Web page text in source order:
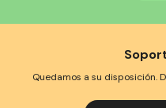
Quedamos a su disposición.